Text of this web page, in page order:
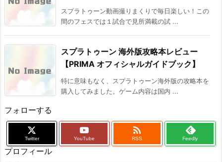
スプラトゥーン動画撮りまくりで毎日楽しい！この
間のフェスでは１試合で見所満載の試 ...
スプラトゥーン 海外版攻略本レビュー
【PRIMA オフィシャルガイドブック】
特に意味もなく、スプラトゥーン海外版の攻略本を
購入してみました。ゲーム内容は国内 ...
フォローする
Twitter YouTube

RSS Feedly
プロフィール